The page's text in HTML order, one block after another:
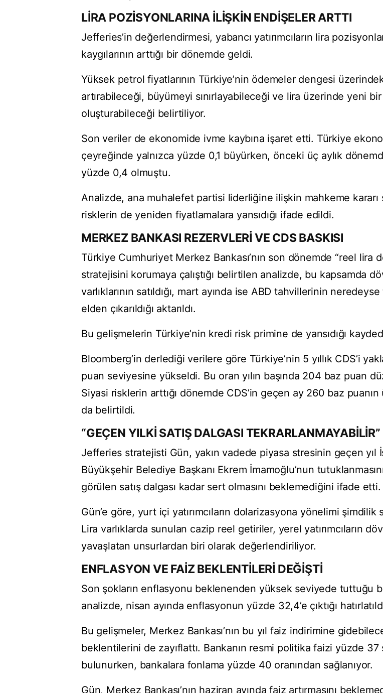
LİRA POZİSYONLARINA İLİŞKİN ENDİŞELER ARTTI
Jefferies’in değerlendirmesi, yabancı yatırımcıların lira
kaygılarının arttığı bir dönemde geldi.
Yüksek petrol fiyatlarının Türkiye’nin ödemeler dengesi
artırabileceği, büyümeyi sınırlayabileceği ve lira üzerinde yeni bir
oluşturabileceği belirtiliyor.
Son veriler de ekonomide ivme kaybına işaret etti. Türkiye
çeyreğinde yalnızca yüzde 0,1 büyürken, önceki üç aylık
yüzde 0,4 olmuştu.
Analizde, ana muhalefet partisi liderliğine ilişkin mahkeme kararı
risklerin de yeniden fiyatlamalara yansıdığı ifade edildi.
MERKEZ BANKASI REZERVLERİ VE CDS BASKISI
Türkiye Cumhuriyet Merkez Bankası’nın son dönemde “reel lira
stratejisini korumaya çalıştığı belirtilen analizde, bu kapsamda
varlıklarının satıldığı, mart ayında ise ABD tahvillerinin neredeyse
elden çıkarıldığı aktarıldı.
Bu gelişmelerin Türkiye’nin kredi risk primine de yansıdığı
Bloomberg’in derlediği verilere göre Türkiye’nin 5 yıllık CDS’i
puan seviyesine yükseldi. Bu oran yılın başında 204 baz puan
Siyasi risklerin arttığı dönemde CDS’in geçen ay 260 baz puanın
da belirtildi.
“GEÇEN YILKİ SATIŞ DALGASI TEKRARLANMAYABİLİR”
Jefferies stratejisti Gün, yakın vadede piyasa stresinin geçen yıl
Büyükşehir Belediye Başkanı Ekrem İmamoğlu’nun
görülen satış dalgası kadar sert olmasını beklemediğini ifade etti.
Gün’e göre, yurt içi yatırımcıların dolarizasyona yönelimi şimdilik
Lira varlıklarda sunulan cazip reel getiriler, yerel yatırımcıların
yavaşlatan unsurlardan biri olarak değerlendiriliyor.
ENFLASYON VE FAİZ BEKLENTİLERİ DEĞİŞTİ
Son şokların enflasyonu beklenenden yüksek seviyede tuttuğu
analizde, nisan ayında enflasyonun yüzde 32,4’e çıktığı
Bu gelişmeler, Merkez Bankası’nın bu yıl faiz indirimine
beklentilerini de zayıflattı. Bankanın resmi politika faizi yüzde
bulunurken, bankalara fonlama yüzde 40 oranından sağlanıyor.
Gün, Merkez Bankası’nın haziran ayında faiz artırmasını